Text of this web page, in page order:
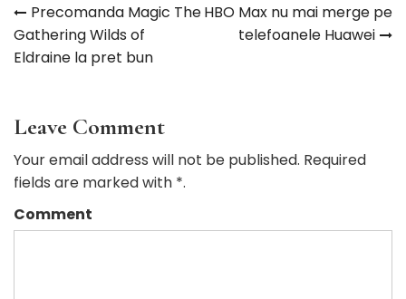
Navigare
în
Precomanda Magic The
Gathering Wilds of
Eldraine la pret bun
HBO Max nu mai merge pe
telefoanele Huawei
Leave Comment
Your email address will not be published. Required
fields are marked with *.
Comment